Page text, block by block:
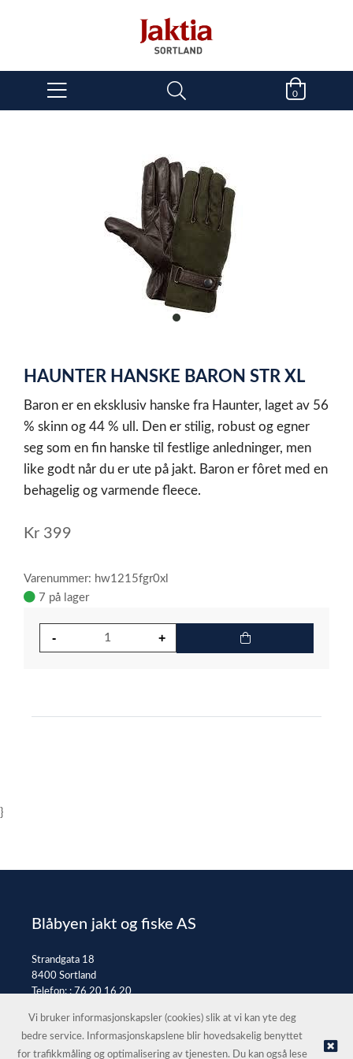
0
item
of
1
HAUNTER HANSKE BARON STR XL
Baron er en eksklusiv hanske fra Haunter, laget av 56
% skinn og 44 % ull. Den er stilig, robust og egner
seg som en fin hanske til festlige anledninger, men
like godt når du er ute på jakt. Baron er fôret med en
behagelig og varmende fleece.
Kr 399
Varenummer: hw1215fgr0xl
7 på lager
}
Blåbyen jakt og fiske AS
Strandgata 18
8400 Sortland
Telefon: :76 20 16 20
Vi bruker informasjonskapsler (cookies) slik at vi kan yte deg
bedre service. Informasjonskapslene blir hovedsakelig benyttet
for trafikkmåling og optimalisering av tjenesten. Du kan også lese